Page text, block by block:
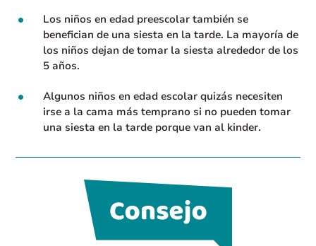
Los niños en edad preescolar también se
benefician de una siesta en la tarde. La mayoría de
los niños dejan de tomar la siesta alrededor de los
5 años.
Algunos niños en edad escolar quizás necesiten
irse a la cama más temprano si no pueden tomar
una siesta en la tarde porque van al kinder.